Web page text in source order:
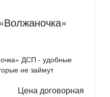
ДСП - удобные
не займут
Цена договорная